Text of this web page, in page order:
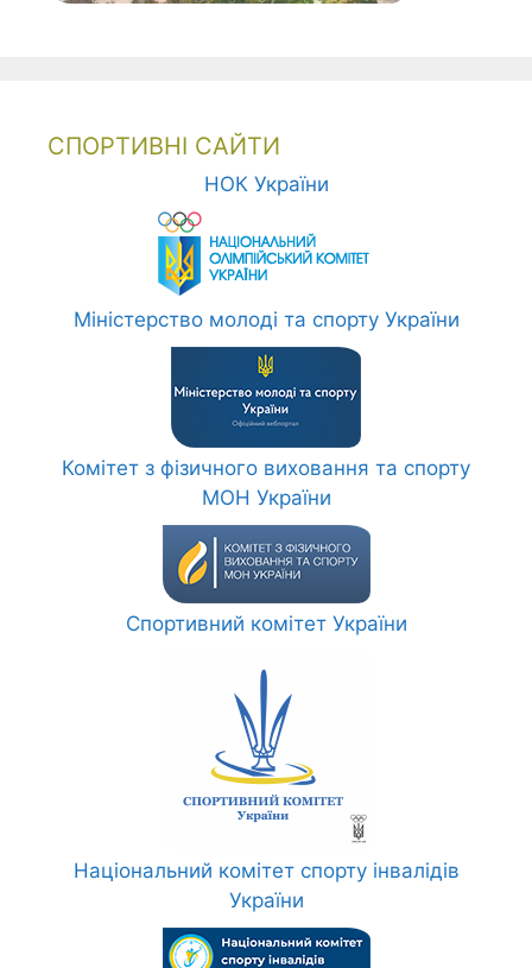
СПОРТИВНІ САЙТИ
НОК України
Міністерство молоді та спорту України
Комітет з фізичного виховання та спорту
МОН України
Спортивний комітет України
Національний комітет спорту інвалідів
України